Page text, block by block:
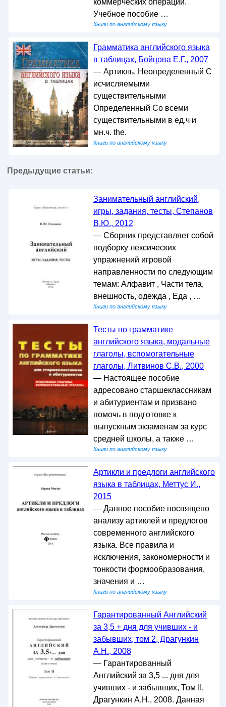
коммерческих операций.
Учебное пособие …
Книги по английскому языку
Грамматика английского языка
в таблицах, Бойцова Е.Г., 2007
— Артикль. Неопределенный С
исчисляемыми
существительными
Определенный Со всеми
существительными в ед.ч и
мн.ч. the.
Книги по английскому языку
Предыдущие статьи:
Занимательный английский,
игры, задания, тесты, Степанов
В.Ю., 2012
— Сборник представляет собой
подборку лексических
упражнений игровой
направленности по следующим
темам: Алфавит , Части тела,
внешность, одежда , Еда , …
Книги по английскому языку
Тесты по грамматике
английского языка, модальные
глаголы, вспомогательные
глаголы, Литвинов С.В., 2000
— Настоящее пособие
адресовано старшеклассникам
и абитуриентам и призвано
помочь в подготовке к
выпускным экзаменам за курс
средней школы, а также …
Книги по английскому языку
Артикли и предлоги английского
языка в таблицах, Меттус И.,
2015
— Данное пособие посвящено
анализу артиклей и предлогов
современного английского
языка. Все правила и
исключения, закономерности и
тонкости формообразования,
значения и …
Книги по английскому языку
Гарантированный Английский
за 3,5 + дня для учивших - и
забывших, том 2, Драгункин
А.Н., 2008
— Гарантированный
Английский за 3,5 ... дня для
учивших - и забывших, Том II,
Драгункин А.Н., 2008. Данная